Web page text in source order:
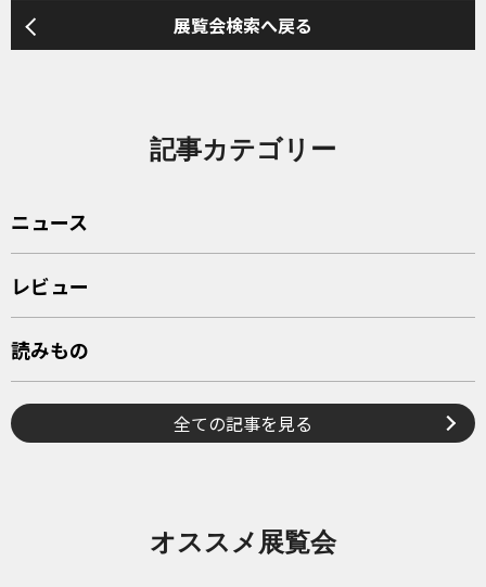
展覧会検索へ戻る
記事カテゴリー
ニュース
レビュー
読みもの
全ての記事を見る
オススメ展覧会